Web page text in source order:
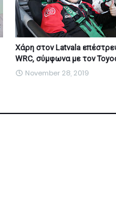
Χάρη στον Latvala
WRC, σύμφωνα με τον
November 28, 2019